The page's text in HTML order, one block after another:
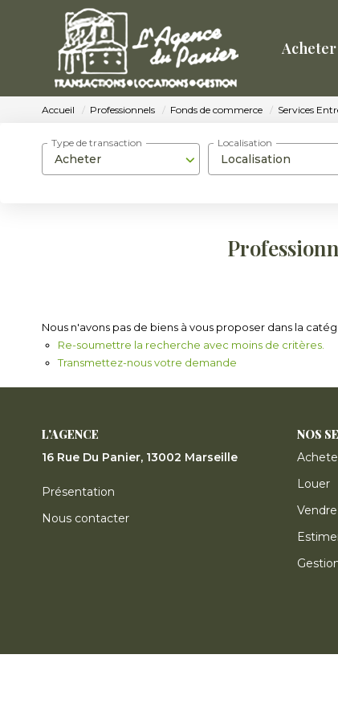
Acheter
Accueil Professionnels Fonds de commerce Services
Acheter
Type de transaction
Localisation
Localisation
Nous n'avons pas de biens à vous proposer dans la
Re-soumettre la recherche avec moins de critères.
Transmettez-nous votre demande
L'AGENCE
16 Rue Du Panier, 13002 Marseille
Présentation
Nous contacter
NOS
Louer
Vendre